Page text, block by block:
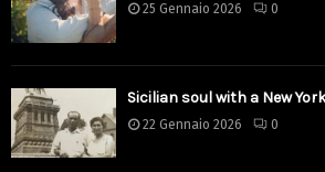
25 Gennaio 2026 0
Sicilian soul with a New
22 Gennaio 2026 0